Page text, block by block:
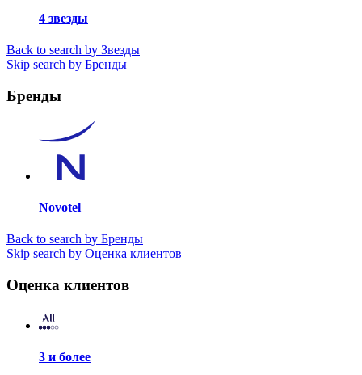
4 звезды
Back to search by Звезды
Skip search by Бренды
Бренды
Novotel
Back to search by Бренды
Skip search by Оценка клиентов
Оценка клиентов
3 и более